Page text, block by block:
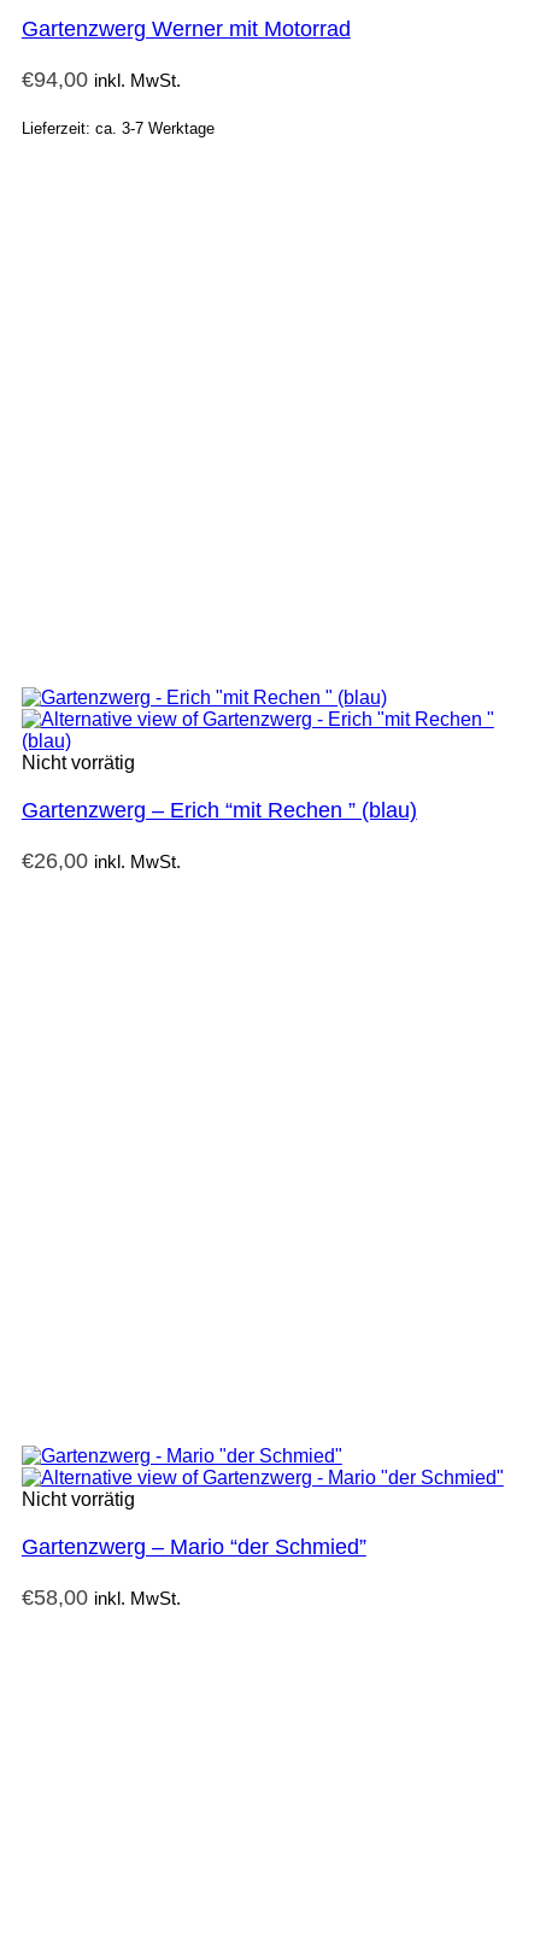
Gartenzwerg Werner mit Motorrad
€94,00 inkl. MwSt.
Lieferzeit: ca. 3-7 Werktage
Nicht vorrätig
Gartenzwerg – Erich “mit Rechen ” (blau)
€26,00 inkl. MwSt.
Nicht vorrätig
Gartenzwerg – Mario “der Schmied”
€58,00 inkl. MwSt.